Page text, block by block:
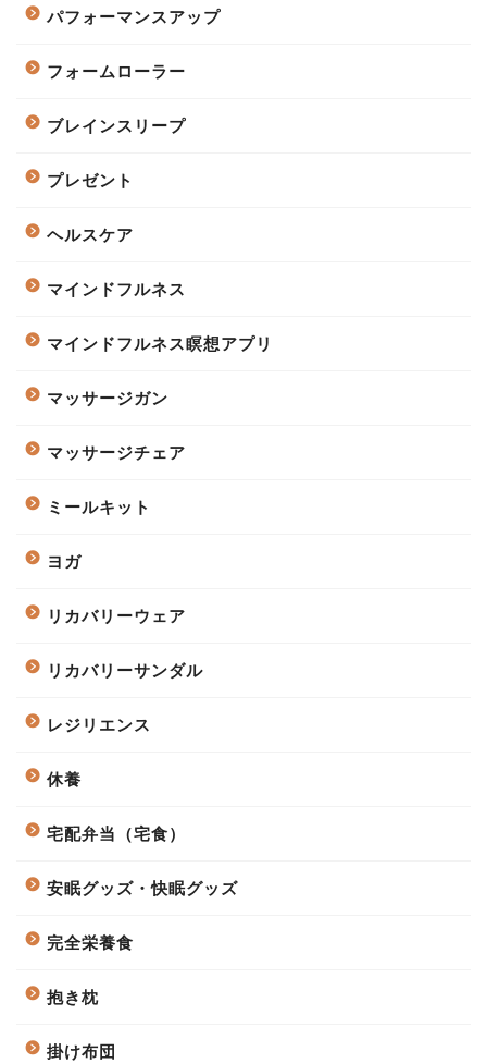
パフォーマンスアップ
フォームローラー
ブレインスリープ
プレゼント
ヘルスケア
マインドフルネス
マインドフルネス瞑想アプリ
マッサージガン
マッサージチェア
ミールキット
ヨガ
リカバリーウェア
リカバリーサンダル
レジリエンス
休養
宅配弁当（宅食）
安眠グッズ・快眠グッズ
完全栄養食
抱き枕
掛け布団